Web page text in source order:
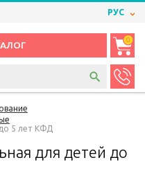
РУС
0
5 лет КФД
для детей до